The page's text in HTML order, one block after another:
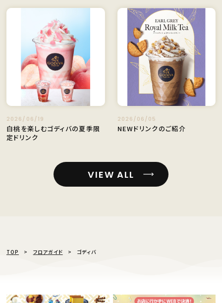
2026/06/19
白桃を楽しむゴディバの夏季限
定ドリンク
2026/06/05
NEWドリンクのご紹介
VIEW ALL
TOP フロアガイド ゴディバ